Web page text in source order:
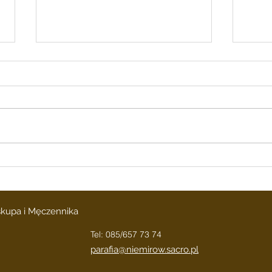
INTENCJE
09.08. 2026r.
Za zmarłych z Rodz.
i Męczennika
Tel: 085/657 73 74
parafia@niemirow.sacro.pl